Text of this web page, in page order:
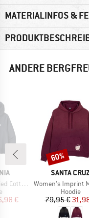
MATERIALINFOS &
ANDERE
Hoody
Preis
€
MARKE
SANTA
Artikel
Women's Imprint Moon Dot
Hoodie
Preis
79,95 €
Rabatt
60%